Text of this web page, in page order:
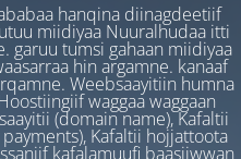
hanqina diinagdeetiif
miidiyaa Nuuralhudaa itti
garuu tumsi gahaan miidiyaa
hin argamne. kanaaf
Weebsaayitiin humna
waggaa waggaan
(domain name), Kafaltii
Kafaltii hojjattoota
kafalamuufi baasiiwwan